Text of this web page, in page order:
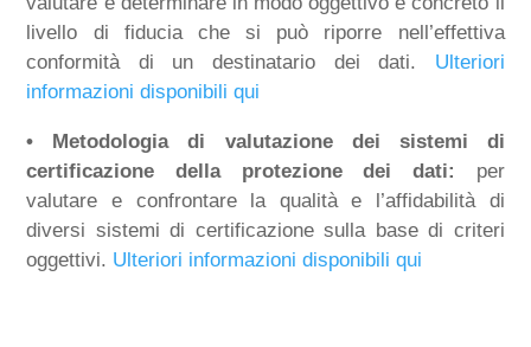
livello di fiducia che si può riporre nell’effettiva
conformità di un destinatario dei dati. Ulteriori
informazioni disponibili qui
• Metodologia di valutazione dei sistemi di
certificazione della protezione dei dati: per
valutare e confrontare la qualità e l’affidabilità di
diversi sistemi di certificazione sulla base di criteri
oggettivi. Ulteriori informazioni disponibili qui